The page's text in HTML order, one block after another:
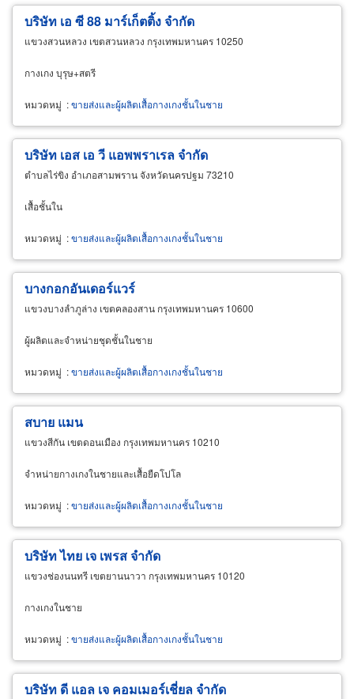
บริษัท เอ ซี 88 มาร์เก็ตติ้ง จำกัด
แขวงสวนหลวง เขตสวนหลวง กรุงเทพมหานคร 10250
กางเกง บุรุษ+สตรี
หมวดหมู่ :ขายส่งและผู้ผลิตเสื้อกางเกงชั้นในชาย
บริษัท เอส เอ วี แอพพราเรล จำกัด
ตำบลไร่ขิง อำเภอสามพราน จังหวัดนครปฐม 73210
เสื้อชั้นใน
หมวดหมู่ :ขายส่งและผู้ผลิตเสื้อกางเกงชั้นในชาย
บางกอกอันเดอร์แวร์
แขวงบางลำภูล่าง เขตคลองสาน กรุงเทพมหานคร 10600
ผู้ผลิตและจำหน่ายชุดชั้นในชาย
หมวดหมู่ :ขายส่งและผู้ผลิตเสื้อกางเกงชั้นในชาย
สบาย แมน
แขวงสีกัน เขตดอนเมือง กรุงเทพมหานคร 10210
จำหน่ายกางเกงในชายและเสื้อยืดโปโล
หมวดหมู่ :ขายส่งและผู้ผลิตเสื้อกางเกงชั้นในชาย
บริษัท ไทย เจ เพรส จำกัด
แขวงช่องนนทรี เขตยานนาวา กรุงเทพมหานคร 10120
กางเกงในชาย
หมวดหมู่ :ขายส่งและผู้ผลิตเสื้อกางเกงชั้นในชาย
บริษัท ดี แอล เจ คอมเมอร์เชี่ยล จำกัด